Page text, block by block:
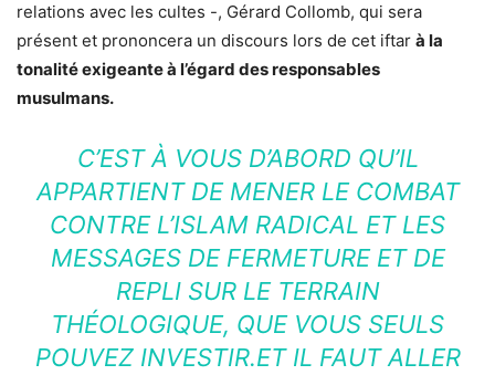
relations avec les cultes -, Gérard Collomb, qui sera
présent et prononcera un discours lors de cet iftar à la
tonalité exigeante à l’égard des responsables
musulmans.
C’EST À VOUS D’ABORD QU’IL
APPARTIENT DE MENER LE COMBAT
CONTRE L’ISLAM RADICAL ET LES
MESSAGES DE FERMETURE ET DE
REPLI SUR LE TERRAIN
THÉOLOGIQUE, QUE VOUS SEULS
POUVEZ INVESTIR.ET IL FAUT ALLER